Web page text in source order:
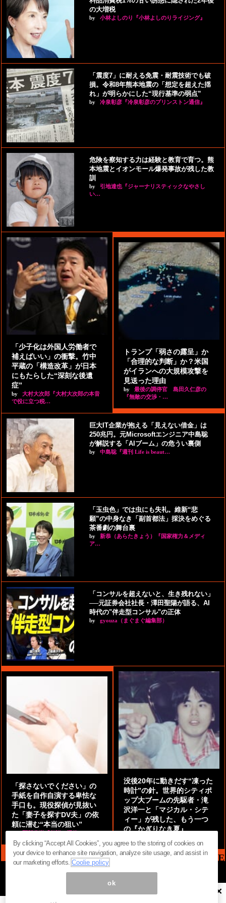
の大増税
by 小林よしのり『小林よしのりライジング』
「震度7」に耐える免震・耐震技術でも破
損。令和8年熊本地震の「想定を超えた揺
れ」が明らかにした“現行基準の弱点”
by 冷泉彰彦『冷泉彰彦のプリンストン通信』
危険を察知する力は経験と教育で育つ。熊
本地震とイオンモール爆発事故が残した教
訓
by
引地達也『ジャーナリスティックなやさし
い…
「少子化は外国人労働者で
補えばいい」の衝撃。竹中
平蔵の「構造改革」が日本
にもたらした“深刻な後遺
症”
by
大村大次郎『大村大次郎の本音
で役に立つ税…
トランプ「弱さの露呈」か
「合理的な判断」か？米国
がイランへの大規模攻撃を
見送った理由
by
最後の調停官 島田久仁彦の
『無敵の交渉・…
巨大IT企業が抱える「見えない借金」は
250兆円。元Microsoftエンジニア中島聡
が解説する「AIブーム」の危うい裏側
by 中島聡『週刊 Life is beaut…
「玉虫色」では虫にも失礼。維新“悲
願”の中身なき「副首都法」採決をめぐる
茶番劇の舞台裏
by
新恭（あらたきょう）『国家権力＆メディ
ア…
「コンサルを超えないと、生き残れない」
──元証券会社社長・澤田聖陽が語る、AI
時代の"伴走型コンサル"の正体
by gyouza（まぐまぐ編集部）
「探さないでください」の
手紙を自作自演する卑怯な
手口も。現役探偵が見抜い
た「妻子を探すDV夫」の依
頼に潜む“本当の狙い”
by 阿部泰尚『伝説の探偵』
没後20年に動きだす“凍った
時計”の針。世界的シティポ
ップ大ブームの先駆者・滝
沢洋一と「マジカル・シテ
ィー」が残した、もう一つ
の『かぎりなき夏』
MAG2 NEWS HEADLINE
ページ内の商標は全て商標権者に属します。無断転載を禁じます。 ©
×
By clicking “Accept All Cookies”, you agree to the storing of cookies on
your device to enhance site navigation, analyze site usage, and assist in
our marketing efforts.Coolie policy
ok